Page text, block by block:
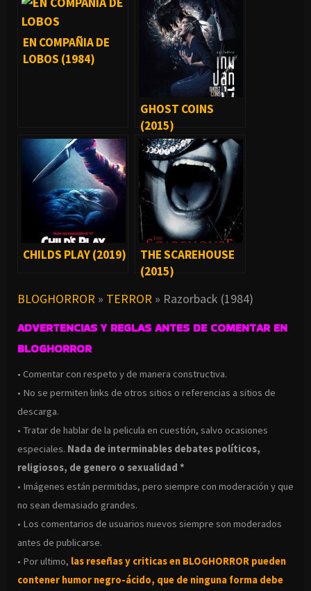
EN COMPAÑIA DE
LOBOS (1984)
GHOST COINS
(2015)
CHILDS PLAY (2019)
THE SCAREHOUSE
(2015)
BLOGHORROR » TERROR » Razorback (1984)
ADVERTENCIAS Y REGLAS ANTES DE COMENTAR EN
BLOGHORROR
• Comentar con respeto y de manera constructiva.
• No se permiten links de otros sitios o referencias a sitios de
descarga.
• Tratar de hablar de la pelicula en cuestión, salvo ocasiones
especiales. Nada de interminables debates políticos,
religiosos, de genero o sexualidad *
• Imágenes están permitidas, pero siempre con moderación y que
no sean demasiado grandes.
• Los comentarios de usuarios nuevos siempre son moderados
antes de publicarse.
• Por ultimo, las reseñas y criticas en BLOGHORROR pueden
contener humor negro-ácido, que de ninguna forma debe